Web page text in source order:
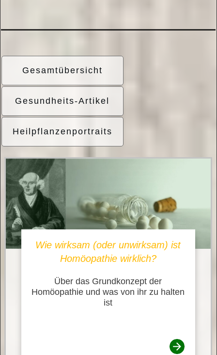
Gesamtübersicht
Gesundheits-Artikel
Heilpflanzenportraits
Wie wirksam (oder unwirksam) ist
Homöopathie wirklich?
Über das Grundkonzept der
Homöopathie und was von ihr zu halten
ist